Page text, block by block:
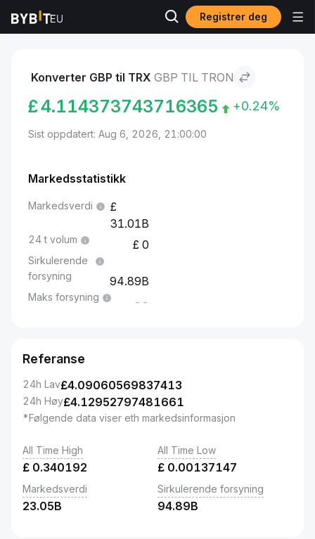
Registrer deg
Markeder GBP to TRON
Konverter GBP til TRX GBP TIL TRON
£4.114373743716365 +0.24%
Sist oppdatert: Aug 6, 2026, 21:00:00
Markedsstatistikk
Markedsverdi
31.01B
24 t volum 0
Sirkulerende
forsyning
94.89B
Maks forsyning --
Referanse
24h Lav£4.09060569837413
24h Høy£4.12952797481661
*Følgende data viser eth markedsinformasjon
All Time High
£ 0.340192
All Time Low
£ 0.00137147
Markedsverdi
23.05B
Sirkulerende forsyning
94.89B